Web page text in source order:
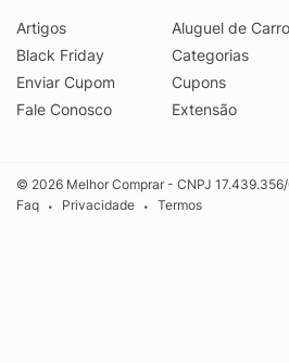
Artigos
Black Friday
Enviar Cupom
Fale Conosco
Aluguel de
Categorias
Cupons
Extensão
© 2026 Melhor Comprar - CNPJ
Faq
• Privacidade • Termos